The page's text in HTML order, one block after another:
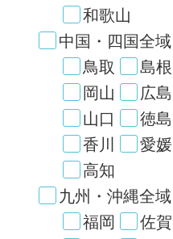
和歌山
中国・四国全域
鳥取
島根
岡山
広島
山口
徳島
香川
愛媛
高知
九州・沖縄全域
福岡
佐賀